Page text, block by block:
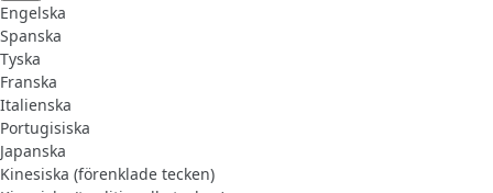
Engelska
Spanska
Tyska
Franska
Italienska
Portugisiska
Japanska
Kinesiska (förenklade tecken)